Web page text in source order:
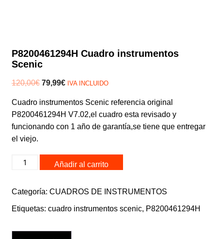
P8200461294H Cuadro instrumentos
Scenic
120,00€ El
original
era:
120,00€.
79,99€El
actual
es:
79,99€.
IVA INCLUIDO
Cuadro instrumentos Scenic referencia original
P8200461294H V7.02,el cuadro esta revisado y
funcionando con 1 año de garantía,se tiene que entregar
el viejo.
P8200461294H
Scenic
cantidad
Añadir al carrito
Categoría: CUADROS DE INSTRUMENTOS
Etiquetas: cuadro instrumentos scenic, P8200461294H